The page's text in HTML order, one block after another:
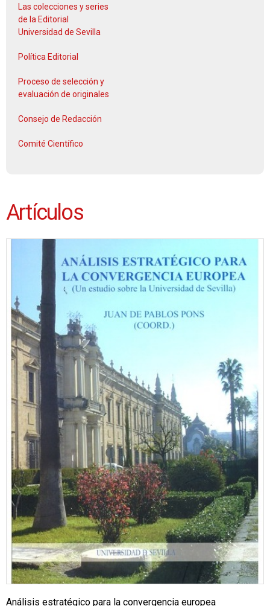
Las colecciones y series
de la Editorial
Universidad de Sevilla
Política Editorial
Proceso de selección y
evaluación de originales
Consejo de Redacción
Comité Científico
Artículos
Análisis estratégico para la convergencia europea